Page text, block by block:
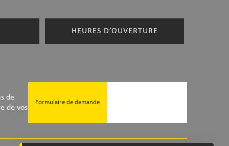
HEURES D’OUVERTURE
de
de vos
Formulaire de demande